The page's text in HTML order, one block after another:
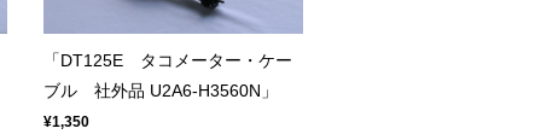
「DT125E タコメーター・ケー
ブル 社外品 U2A6-H3560N」
¥1,350